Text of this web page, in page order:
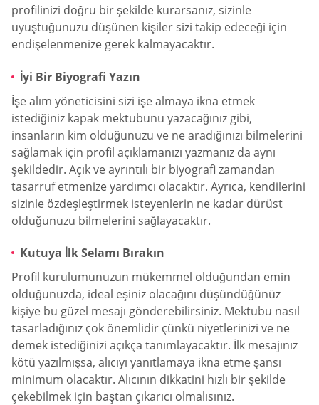
profilinizi doğru bir şekilde kurarsanız, sizinle
uyuştuğunuzu düşünen kişiler sizi takip edeceği için
endişelenmenize gerek kalmayacaktır.
İyi Bir Biyografi Yazın
İşe alım yöneticisini sizi işe almaya ikna etmek
istediğiniz kapak mektubunu yazacağınız gibi,
insanların kim olduğunuzu ve ne aradığınızı bilmelerini
sağlamak için profil açıklamanızı yazmanız da aynı
şekildedir. Açık ve ayrıntılı bir biyografi zamandan
tasarruf etmenize yardımcı olacaktır. Ayrıca, kendilerini
sizinle özdeşleştirmek isteyenlerin ne kadar dürüst
olduğunuzu bilmelerini sağlayacaktır.
Kutuya İlk Selamı Bırakın
Profil kurulumunuzun mükemmel olduğundan emin
olduğunuzda, ideal eşiniz olacağını düşündüğünüz
kişiye bu güzel mesajı gönderebilirsiniz. Mektubu nasıl
tasarladığınız çok önemlidir çünkü niyetlerinizi ve ne
demek istediğinizi açıkça tanımlayacaktır. İlk mesajınız
kötü yazılmışsa, alıcıyı yanıtlamaya ikna etme şansı
minimum olacaktır. Alıcının dikkatini hızlı bir şekilde
çekebilmek için baştan çıkarıcı olmalısınız.